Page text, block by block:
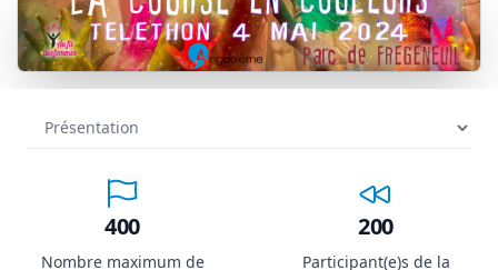
400
Nombre maximum de
200
Participant(e)s de la